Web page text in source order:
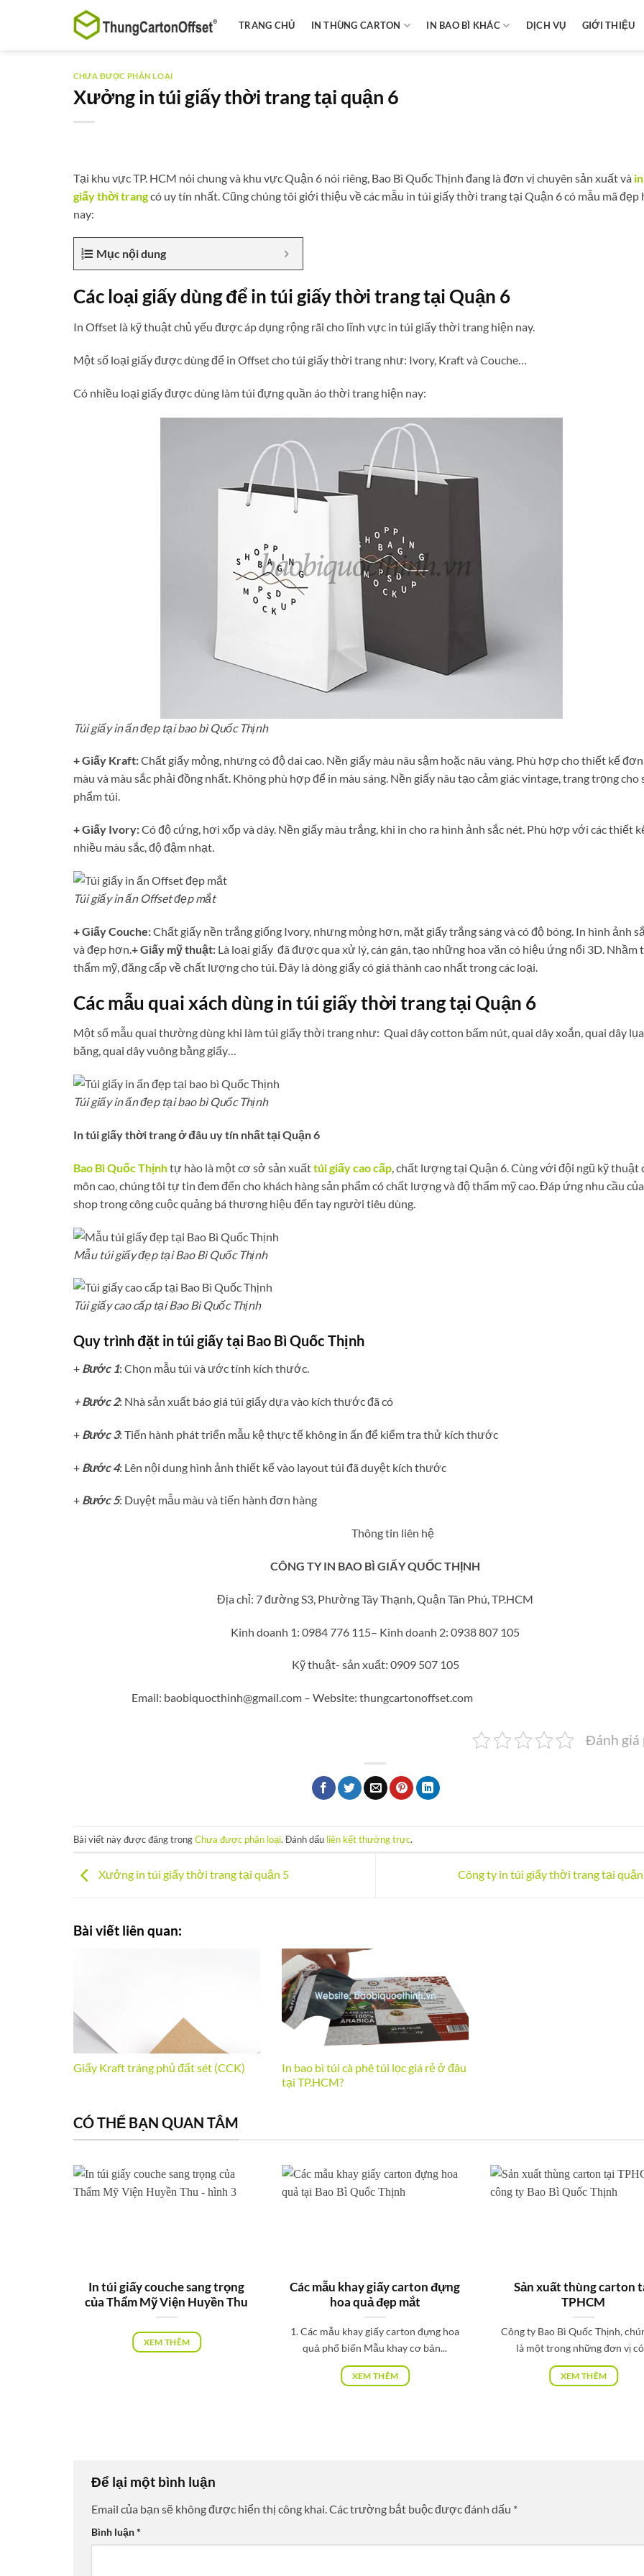
TRANG CHỦ IN THÙNG CARTON IN BAO BÌ KHÁC DỊCH VỤ GIỚI THIỆU
CHƯA ĐƯỢC PHÂN LOẠI
Xưởng in túi giấy thời trang tại quận 6
Tại khu vực TP. HCM nói chung và khu vực Quận 6 nói riêng, Bao Bì Quốc Thịnh đang là đơn vị chuyên sản xuất và
giấy thời trangcó uy tín nhất. Cũng chúng tôi giới thiệu về các mẫu in túi giấy thời trang tại Quận 6 có mẫu mã đẹp
nay:
Mục nội dung
Các loại giấy dùng để in túi giấy thời trang tại Quận 6
In Offset là kỹ thuật chủ yếu được áp dụng rộng rãi cho lĩnh vực in túi giấy thời trang hiện nay.
Một số loại giấy được dùng để in Offset cho túi giấy thời trang như: Ivory, Kraft và Couche…
Có nhiều loại giấy được dùng làm túi đựng quần áo thời trang hiện nay:
Túi giấy in ấn đẹp tại bao bì Quốc Thịnh
+ Giấy Kraft:Chất giấy mỏng, nhưng có độ dai cao. Nền giấy màu nâu sậm hoặc nâu vàng. Phù hợp cho thiết kế
màu và màu sắc phải đồng nhất. Không phù hợp để in màu sáng. Nền giấy nâu tạo cảm giác vintage, trang trọng cho
phẩm túi.
+ Giấy Ivory:Có độ cứng, hơi xốp và dày. Nền giấy màu trắng, khi in cho ra hình ảnh sắc nét. Phù hợp với các thiết
nhiều màu sắc, độ đậm nhạt.
Túi giấy in ấn Offset đẹp mắt
+ Giấy Couche:Chất giấy nền trắng giống Ivory, nhưng mỏng hơn, mặt giấy trắng sáng và có độ bóng. In hình ảnh
và đẹp hơn. + Giấy mỹ thuật: Là loại giấy đã được qua xử lý, cán gân, tạo những hoa văn có hiệu ứng nổi 3D. Nhầm
thẩm mỹ, đăng cấp về chất lượng cho túi. Đây là dòng giấy có giá thành cao nhất trong các loại.
Các mẫu quai xách dùng in túi giấy thời trang tại Quận 6
Một số mẫu quai thường dùng khi làm túi giấy thời trang như: Quai dây cotton bấm nút, quai dây xoắn, quai dây
băng, quai dây vuông bằng giấy…
Túi giấy in ấn đẹp tại bao bì Quốc Thịnh
In túi giấy thời trang ở đâu uy tín nhất tại Quận 6
Bao Bì Quốc Thịnhtự hào là một cơ sở sản xuấttúi giấy cao cấp , chất lượng tại Quận 6. Cùng với đội ngũ kỹ thuật
môn cao, chúng tôi tự tin đem đến cho khách hàng sản phẩm có chất lượng và độ thẩm mỹ cao. Đáp ứng nhu cầu
shop trong công cuộc quảng bá thương hiệu đến tay người tiêu dùng.
Mẫu túi giấy đẹp tại Bao Bì Quốc Thịnh
Túi giấy cao cấp tại Bao Bì Quốc Thịnh
Quy trình đặt in túi giấy tại Bao Bì Quốc Thịnh
+ Bước 1: Chọn mẫu túi và ước tính kích thước.
+ Bước 2: Nhà sản xuất báo giá túi giấy dựa vào kích thước đã có
+ Bước 3: Tiến hành phát triển mẫu kệ thực tế không in ấn để kiểm tra thử kích thước
+ Bước 4: Lên nội dung hình ảnh thiết kế vào layout túi đã duyệt kích thước
+ Bước 5: Duyệt mẫu màu và tiến hành đơn hàng
Thông tin liên hệ
CÔNG TY IN BAO BÌ GIẤY QUỐC THỊNH
Địa chỉ: 7 đường S3, Phường Tây Thạnh, Quận Tân Phú, TP.HCM
Kinh doanh 1: 0984 776 115– Kinh doanh 2: 0938 807 105
Kỹ thuật- sản xuất: 0909 507 105
Email: baobiquocthinh@gmail.com – Website: thungcartonoffset.com
Đánh giá
Bài viết này được đăng trongChưa được phân loại. Đánh dấu liên kết thường trực.
Xưởng in túi giấy thời trang tại quận 5 Công ty in túi giấy thời trang tại
Bài viết liên quan:
Giấy Kraft tráng phủ đất sét (CCK)
In bao bì túi cà phê túi lọc giá rẻ ở đâu
tại TP.HCM?
CÓ THỂ BẠN QUAN TÂM
In túi giấy couche sang trọng
của Thẩm Mỹ Viện Huyền Thu
XEM THÊM
Các mẫu khay giấy carton đựng
hoa quả đẹp mắt
1. Các mẫu khay giấy carton đựng hoa
quả phổ biến Mẫu khay cơ bản...
XEM THÊM
Sản xuất thùng carton
TPHCM
Công ty Bao Bì Quốc Thịnh,
là một trong những đơn vị
XEM THÊM
Để lại một bình luận
Email của bạn sẽ không được hiển thị công khai. Các trường bắt buộc được đánh dấu *
Bình luận*